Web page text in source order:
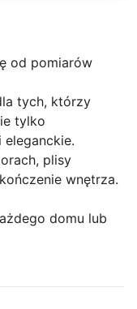
od pomiarów
tych, którzy
tylko
plisy
wnętrza.
domu lub